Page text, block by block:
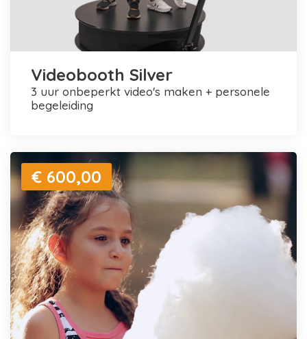
Videobooth Silver
3 uur onbeperkt video's maken + personele
begeleiding
€ 600,00